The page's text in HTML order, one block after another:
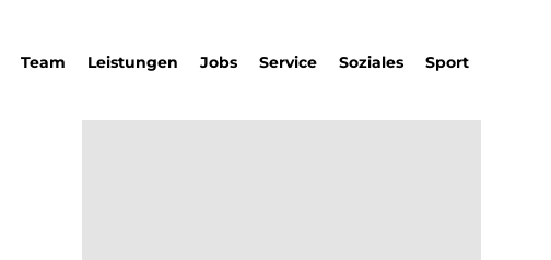
Team Leistungen Jobs Service Soziales Sport